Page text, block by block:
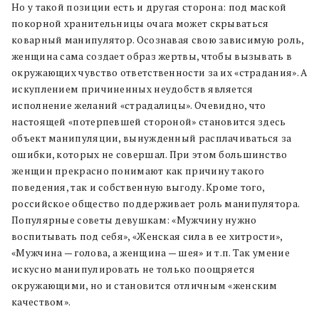
Но у такой позиции есть и другая сторона: под маской
покорной хранительницы очага может скрываться
коварный манипулятор. Осознавая свою зависимую роль,
женщина сама создает образ жертвы, чтобы вызывать в
окружающих чувство ответственности за их «страдания». А
искуплением причиненных неудобств является
исполнение желаний «страдалицы». Очевидно, что
настоящей «потерпевшей стороной» становится здесь
объект манипуляции, вынужденный расплачиваться за
ошибки, которых не совершал. При этом большинство
женщин прекрасно понимают как причину такого
поведения, так и собственную выгоду. Кроме того,
российское общество поддерживает роль манипулятора.
Популярные советы девушкам: «Мужчину нужно
воспитывать под себя», «Женская сила в ее хитрости»,
«Мужчина — голова, а женщина — шея» и т.п. Так умение
искусно манипулировать не только поощряется
окружающими, но и становится отличным «женским
качеством».